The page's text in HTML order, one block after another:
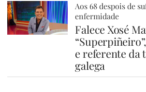
Aos 68 despois de
enfermidade
Falece Xosé
e referente da
galega